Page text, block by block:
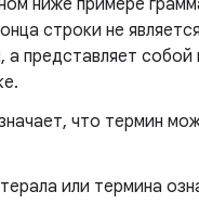
ниже примере
строки не
а представляет
что термин
или термина